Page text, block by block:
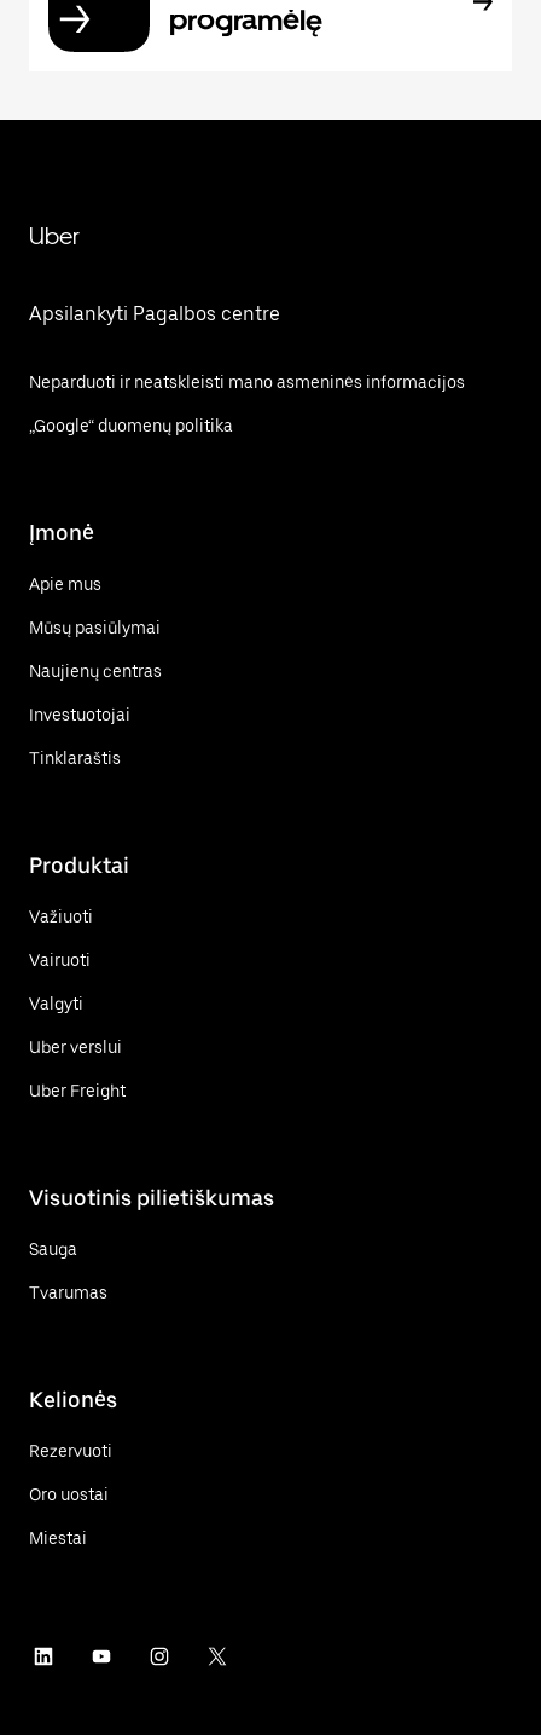
programėlę
Uber
Apsilankyti Pagalbos centre
Neparduoti ir neatskleisti mano asmeninės informacijos
„Google“ duomenų politika
Įmonė
Apie mus
Mūsų pasiūlymai
Naujienų centras
Investuotojai
Tinklaraštis
Produktai
Važiuoti
Vairuoti
Valgyti
Uber verslui
Uber Freight
Visuotinis pilietiškumas
Sauga
Tvarumas
Kelionės
Rezervuoti
Oro uostai
Miestai